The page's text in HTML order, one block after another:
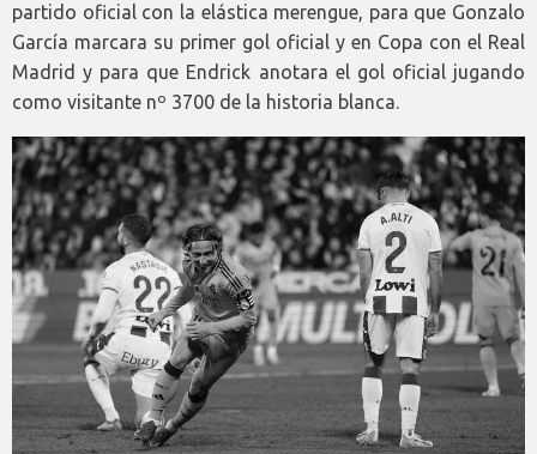
partido oficial con la elástica merengue, para que Gonzalo
García marcara su primer gol oficial y en Copa con el Real
Madrid y para que Endrick anotara el gol oficial jugando
como visitante nº 3700 de la historia blanca.